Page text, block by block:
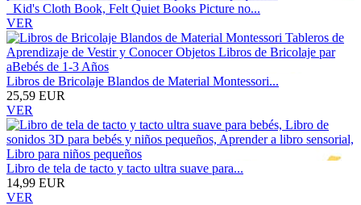
Kid's Cloth Book, Felt Quiet Books Picture no...
VER
Libros de Bricolaje Blandos de Material Montessori...
25,59 EUR
VER
Libro de tela de tacto y tacto ultra suave para...
14,99 EUR
VER